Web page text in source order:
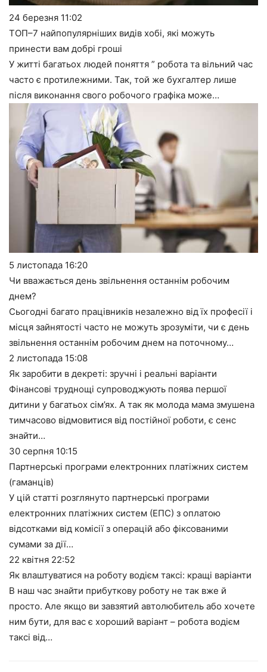
24 березня 11:02
ТОП–7 найпопулярніших видів хобі, які можуть
принести вам добрі гроші
У житті багатьох людей поняття ” робота та вільний час
часто є протилежними. Так, той же бухгалтер лише
після виконання свого робочого графіка може…
5 листопада 16:20
Чи вважається день звільнення останнім робочим
днем?
Сьогодні багато працівників незалежно від їх професії і
місця зайнятості часто не можуть зрозуміти, чи є день
звільнення останнім робочим днем на поточному…
2 листопада 15:08
Як заробити в декреті: зручні і реальні варіанти
Фінансові труднощі супроводжують поява першої
дитини у багатьох сім’ях. А так як молода мама змушена
тимчасово відмовитися від постійної роботи, є сенс
знайти…
30 серпня 10:15
Партнерські програми електронних платіжних систем
(гаманців)
У цій статті розглянуто партнерські програми
електронних платіжних систем (ЕПС) з оплатою
відсотками від комісії з операцій або фіксованими
сумами за дії…
22 квітня 22:52
Як влаштуватися на роботу водієм таксі: кращі варіанти
В наш час знайти прибуткову роботу не так вже й
просто. Але якщо ви завзятий автолюбитель або хочете
ним бути, для вас є хороший варіант – робота водієм
таксі від…